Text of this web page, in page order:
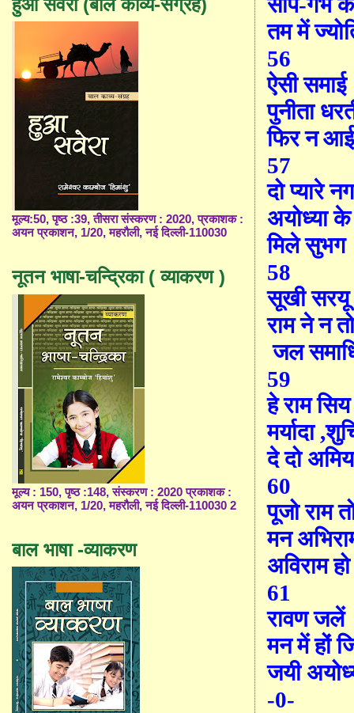
तम में
56
ऐसी समाई
पुनीता
फिर न
57
दो प्यारे नग
अयोध्या
मिले सुभग
58
सूखी सरयू
राम ने न
जल
59
हे राम सिय
मर्यादा ,
दे दो अमिय
60
पूजो राम
मन
अविराम
61
रावण जलें
मन में हों
जयी
-0-
मूल्य:50, पृष्ठ :39, तीसरा संस्करण : 2020, प्रकाशक :
अयन प्रकाशन, 1/20, महरौली, नई दिल्ली-110030
नूतन भाषा-चन्द्रिका ( व्याकरण )
मूल्य : 150, पृष्ठ :148, संस्करण : 2020 प्रकाशक :
अयन प्रकाशन, 1/20, महरौली, नई दिल्ली-110030 2
बाल भाषा -व्याकरण